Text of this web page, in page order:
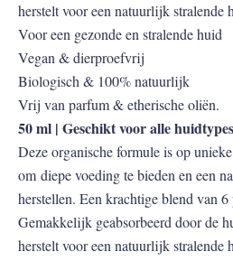
herstelt voor een natuurlijk stralende
Voor een gezonde en stralende huid
Vegan & dierproefvrij
Biologisch & 100% natuurlijk
Vrij van parfum & etherische oliën.
50 ml | Geschikt voor alle huidtypes
Deze organische formule is op
om diepe voeding te bieden en een
herstellen. Een krachtige blend van
Gemakkelijk geabsorbeerd door de
herstelt voor een natuurlijk stralende